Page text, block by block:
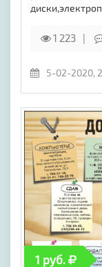
1 223
5-02-2020,
1 руб.